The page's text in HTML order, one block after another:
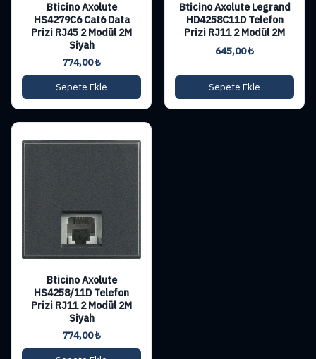
Bticino Axolute
HS4279C6 Cat6 Data
Prizi RJ45 2 Modül 2M
Siyah
774,00₺
Sepete Ekle
Bticino Axolute Legrand
HD4258C11D Telefon
Prizi RJ11 2 Modül 2M
645,00₺
Sepete Ekle
Bticino Axolute
HS4258/11D Telefon
Prizi RJ11 2 Modül 2M
Siyah
774,00₺